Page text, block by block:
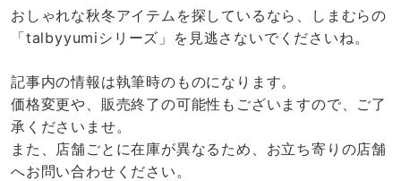
おしゃれな秋冬アイテムを探しているなら、しまむらの
「talbyyumiシリーズ」を見逃さないでくださいね。
記事内の情報は執筆時のものになります。
価格変更や、販売終了の可能性もございますので、ご了
承くださいませ。
また、店舗ごとに在庫が異なるため、お立ち寄りの店舗
へお問い合わせください。